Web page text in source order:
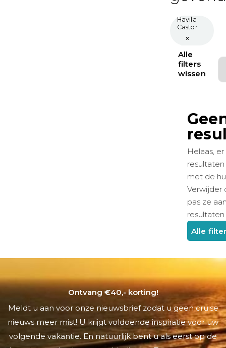
Ontvang €40,- korting!
Meldt u aan voor onze nieuwsbrief zodat u geen cruise
nieuws meer mist! U krijgt voldoende inspiratie voor uw
volgende vakantie. En natuurlijk bent u als eerst op de